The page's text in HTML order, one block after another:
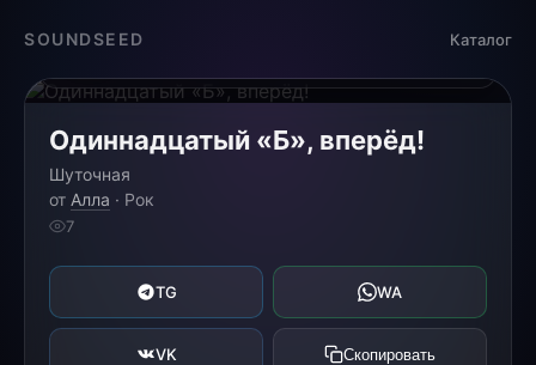
SOUNDSEED Каталог
Одиннадцатый «Б», вперёд!
Шуточная
от Алла · Рок
7
TG WA
VK Скопировать